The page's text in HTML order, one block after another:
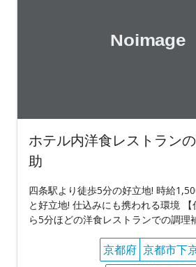
ホテル内洋食レストラン
助
四条駅より徒歩5分の好立地! 時給
と好立地! 仕込みにも携われる環境
ら5分ほどの洋食レストランでの調理
京都府 京都市下